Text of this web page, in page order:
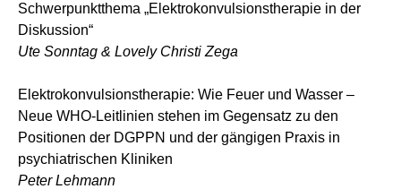
Schwerpunktthema „Elektrokonvulsionstherapie in der
Diskussion“
Ute Sonntag & Lovely Christi Zega
Elektrokonvulsionstherapie: Wie Feuer und Wasser –
Neue WHO-Leitlinien stehen im Gegensatz zu den
Positionen der DGPPN und der gängigen Praxis in
psychiatrischen Kliniken
Peter Lehmann